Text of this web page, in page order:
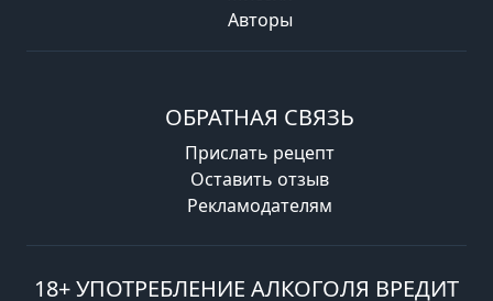
Авторы
ОБРАТНАЯ СВЯЗЬ
Прислать рецепт
Оставить отзыв
Рекламодателям
18+ УПОТРЕБЛЕНИЕ АЛКОГОЛЯ ВРЕДИТ